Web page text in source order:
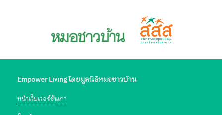
Empower Living โดยมูลนิธิหมอชาวบ้าน
หน้าเว็บเวอร์ชั่นเก่า